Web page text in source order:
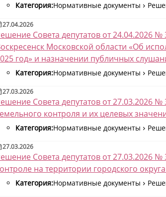
Категория:Нормативные документы
27.04.2026
Совета депутатов от 24.04.2026
Московской области «Об
год» и назначении публичных
Категория:Нормативные документы
27.03.2026
Совета депутатов от 27.03.2026
контроля и их целевых
Категория:Нормативные документы
27.03.2026
Совета депутатов от
на территории городского
Категория:Нормативные документы